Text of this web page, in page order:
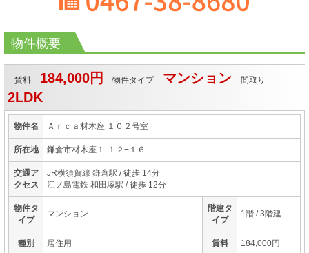
物件概要
賃料 184,000円 物件タイプ マンション 間取り
2LDK
物件名 Ａｒｃａ材木座 １０２号室
所在地 鎌倉市材木座１-１２−１６
交通ア
クセス
JR横須賀線 鎌倉駅 / 徒歩 14分
江ノ島電鉄 和田塚駅 / 徒歩 12分
物件タ
イプ
マンション
階建タ
イプ
1階 / 3階建
種別 居住用 賃料 184,000円